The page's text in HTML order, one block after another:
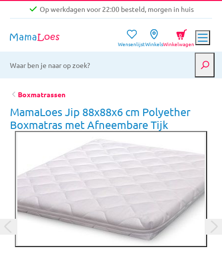
Op werkdagen voor 22:00 besteld, morgen in huis
Gratis verzending vanaf €39,-
Op werkdagen voor 22:00 besteld, morgen in huis
WensenlijstWinkelsWinkelwagen
0
Boxmatrassen
MamaLoes Jip 88x88x6 cm Polyether
Boxmatras met Afneembare Tijk